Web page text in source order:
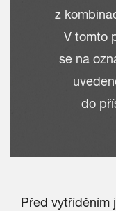
z
V tomto
se na
do
Před vytříděním